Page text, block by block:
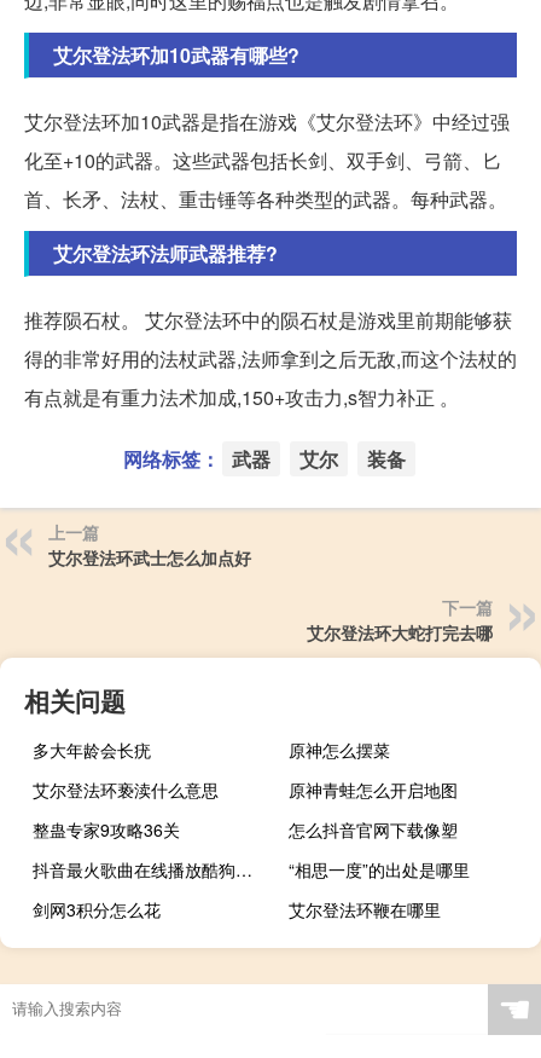
艾尔登法环加10武器有哪些?
艾尔登法环加10武器是指在游戏《艾尔登法环》中经过强
化至+10的武器。这些武器包括长剑、双手剑、弓箭、匕
首、长矛、法杖、重击锤等各种类型的武器。每种武器。
艾尔登法环法师武器推荐?
推荐陨石杖。 艾尔登法环中的陨石杖是游戏里前期能够获
得的非常好用的法杖武器,法师拿到之后无敌,而这个法杖的
有点就是有重力法术加成,150+攻击力,s智力补正 。
网络标签： 武器 艾尔 装备
上一篇
艾尔登法环武士怎么加点好
下一篇
艾尔登法环大蛇打完去哪
相关问题
多大年龄会长疣
原神怎么摆菜
艾尔登法环亵渎什么意思
原神青蛙怎么开启地图
整蛊专家9攻略36关
怎么抖音官网下载像塑
抖音最火歌曲在线播放酷狗音乐
“相思一度”的出处是哪里
剑网3积分怎么花
艾尔登法环鞭在哪里
☚